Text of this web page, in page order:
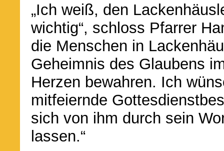
„Ich weiß, den
wichtig“, schloss Pfarrer
die Menschen in
Geheimnis des Glaubens
Herzen bewahren. Ich
mitfeiernde
sich von ihm durch sein
lassen.“